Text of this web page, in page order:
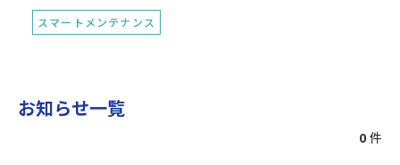
スマートメンテナンス
お知らせ一覧
0 件